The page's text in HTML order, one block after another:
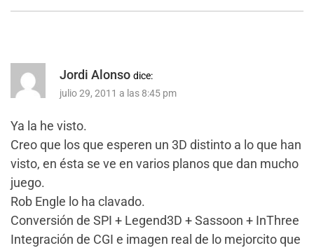
Jordi Alonso dice:
julio 29, 2011 a las 8:45 pm
Ya la he visto.
Creo que los que esperen un 3D distinto a lo que han
visto, en ésta se ve en varios planos que dan mucho
juego.
Rob Engle lo ha clavado.
Conversión de SPI + Legend3D + Sassoon + InThree
Integración de CGI e imagen real de lo mejorcito que